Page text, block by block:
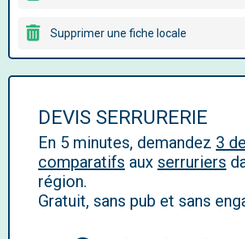
Supprimer une fiche locale
DEVIS SERRURERIE
En 5 minutes, demandez 3
comparatifs aux serruriers
région.
Gratuit, sans pub et sans